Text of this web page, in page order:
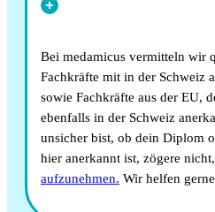
Bei medamicus vermitteln wir
Fachkräfte mit in der Schweiz
sowie Fachkräfte aus der EU,
ebenfalls in der Schweiz
unsicher bist, ob dein Diplom
hier anerkannt ist, zögere nicht,
aufzunehmen. Wir helfen